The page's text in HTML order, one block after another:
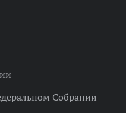
Собрании